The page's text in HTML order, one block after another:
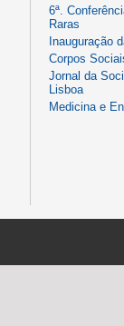
6ª.
Raras
Inauguração
Corpos
Jornal da
Lisboa
Medicina e